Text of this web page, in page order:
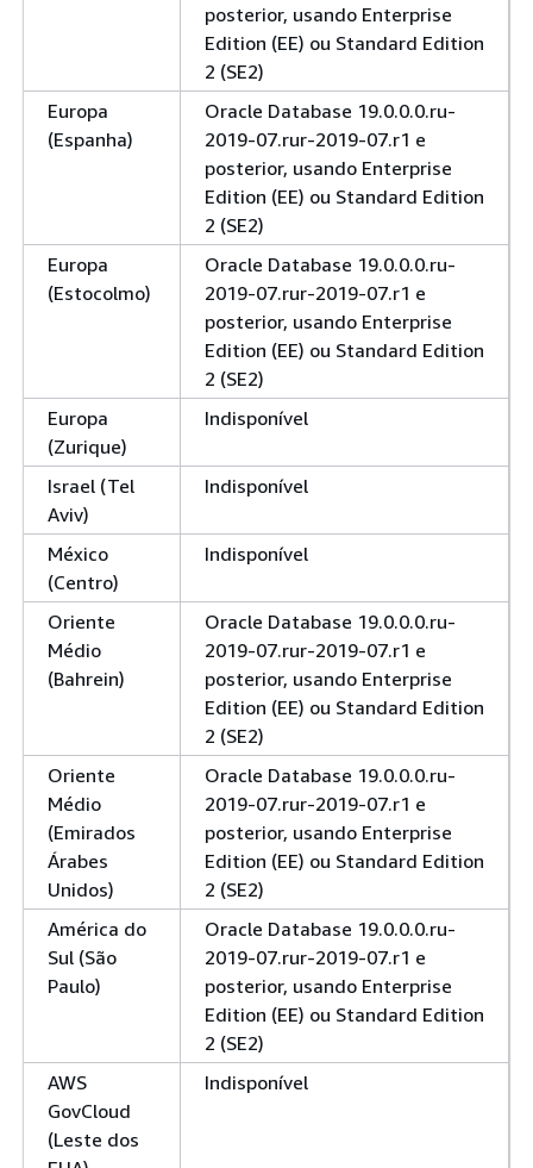
posterior, usando Enterprise
Edition (EE) ou Standard Edition
2 (SE2)
Europa
(Espanha)
Oracle Database 19.0.0.0.ru-
2019-07.rur-2019-07.r1 e
posterior, usando Enterprise
Edition (EE) ou Standard Edition
2 (SE2)
Europa
(Estocolmo)
Oracle Database 19.0.0.0.ru-
2019-07.rur-2019-07.r1 e
posterior, usando Enterprise
Edition (EE) ou Standard Edition
2 (SE2)
Europa
(Zurique)
Indisponível
Israel (Tel
Aviv)
Indisponível
México
(Centro)
Indisponível
Oriente
Médio
(Bahrein)
Oracle Database 19.0.0.0.ru-
2019-07.rur-2019-07.r1 e
posterior, usando Enterprise
Edition (EE) ou Standard Edition
2 (SE2)
Oriente
Médio
(Emirados
Árabes
Unidos)
Oracle Database 19.0.0.0.ru-
2019-07.rur-2019-07.r1 e
posterior, usando Enterprise
Edition (EE) ou Standard Edition
2 (SE2)
América do
Sul (São
Paulo)
Oracle Database 19.0.0.0.ru-
2019-07.rur-2019-07.r1 e
posterior, usando Enterprise
Edition (EE) ou Standard Edition
2 (SE2)
AWS
GovCloud
(Leste dos
Indisponível